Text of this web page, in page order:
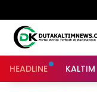
HEADLINE KALTIM